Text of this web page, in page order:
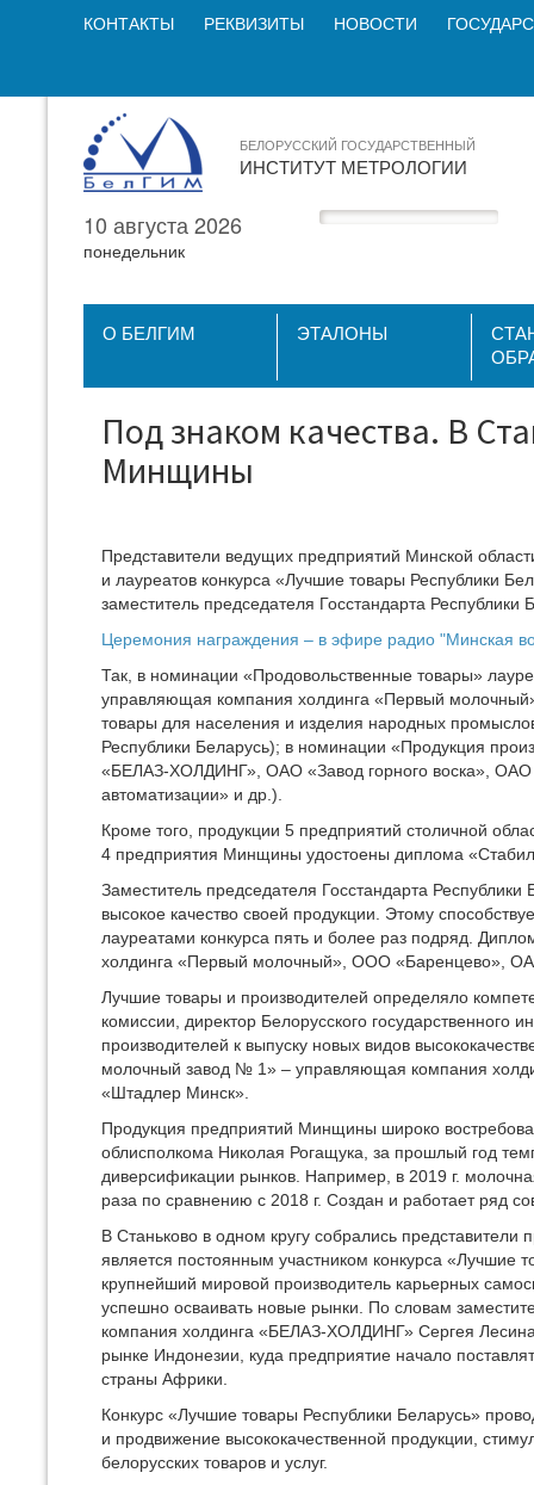
КОНТАКТЫ РЕКВИЗИТЫ НОВОСТИ
БЕЛОРУССКИЙ ГОСУДАРСТВЕННЫЙ
ИНСТИТУТ МЕТРОЛОГИИ
10 августа 2026
понедельник
О БЕЛГИМ ЭТАЛОНЫ
Под знаком качества. В
Минщины
Представители ведущих предприятий Минской
и лауреатов конкурса «Лучшие товары Республики
заместитель председателя Госстандарта
Церемония награждения – в эфире радио "Минская
Так, в номинации «Продовольственные товары»
управляющая компания холдинга «Первый
товары для населения и изделия народных
Республики Беларусь); в номинации «Продукция
«БЕЛАЗ-ХОЛДИНГ», ОАО «Завод горного воска», ОАО
автоматизации» и др.).
Кроме того, продукции 5 предприятий столичной
4 предприятия Минщины удостоены диплома
Заместитель председателя Госстандарта
высокое качество своей продукции. Этому
лауреатами конкурса пять и более раз подряд.
холдинга «Первый молочный», ООО «Баренцево»,
Лучшие товары и производителей определяло
комиссии, директор Белорусского государственного
производителей к выпуску новых видов
молочный завод № 1» – управляющая компания
«Штадлер Минск».
Продукция предприятий Минщины широко
облисполкома Николая Рогащука, за прошлый год
диверсификации рынков. Например, в 2019 г.
раза по сравнению с 2018 г. Создан и работает ряд
В Станьково в одном кругу собрались
является постоянным участником конкурса «Лучшие
крупнейший мировой производитель карьерных
успешно осваивать новые рынки. По словам
компания холдинга «БЕЛАЗ-ХОЛДИНГ» Сергея
рынке Индонезии, куда предприятие начало
страны Африки.
Конкурс «Лучшие товары Республики Беларусь»
и продвижение высококачественной продукции,
белорусских товаров и услуг.